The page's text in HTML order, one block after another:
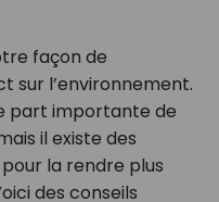
façon de
sur l’environnement.
part importante de
il existe des
la rendre plus
des conseils